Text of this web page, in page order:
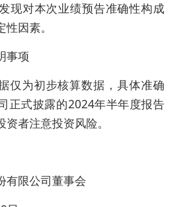
现对本次业绩预告准确性构成
因素。
事项
仅为初步核算数据，具体准确
正式披露的2024年半年度报告
者注意投资风险。
有限公司董事会